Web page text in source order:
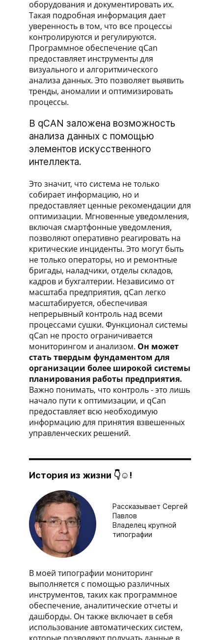
оборудования и документировать их.
Такая подробная информация дает
уверенность в том, что все процессы
контролируются и регулируются.
Программное обеспечение qCan
предоставляет инструменты для
визуального и алгоритмического
анализа данных. Это позволяет выявить
тренды, аномалии и оптимизировать
процессы.
В qCAN заложена возможность
анализа данных с помощью
элементов искусственного
интеллекта.
Это значит, что система не только
собирает информацию, но и
предоставляет ценные рекомендации для
оптимизации. Мгновенные уведомления,
включая смартфонные уведомления,
позволяют оперативно реагировать на
критические инциденты. Это могут быть
не только операторы, но и ремонтные
бригады, наладчики, отделы складов,
кадров и бухгалтерии. Независимо от
масштаба предприятия, qCan легко
масштабируется, обеспечивая
непрерывный контроль над всеми
процессами сушки. Функционал системы
qCan не просто ограничивается
мониторингом и анализом. Он может
стать твердым фундаментом для
организации более широкой системы
планирования работы предприятия.
Важно понимать, что контроль - это лишь
начало пути к оптимизации, и qCan
предоставляет всю необходимую
информацию для принятия взвешенных
управленческих решений.
История из жизни 👇☺!
Рассказывает Сергей
Павлов
Владелец крупной
типографии
В моей типографии мониторинг
выполняется с помощью различных
инструментов, таких как программное
обеспечение, аналитические отчеты и
дашборды. Он также включает в себя
использование автоматических систем,